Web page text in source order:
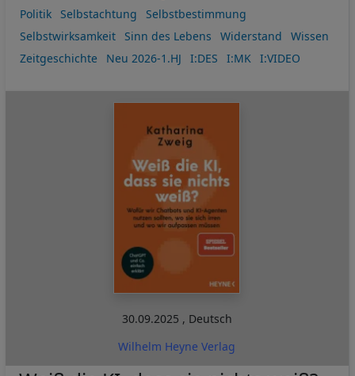
Politik
Selbstachtung
Selbstbestimmung
Selbstwirksamkeit
Sinn des Lebens Widerstand
Wissen
Zeitgeschichte
Neu 2026-1.HJ I:DES I:MK I:VIDEO
30.09.2025 , Deutsch
Wilhelm Heyne Verlag